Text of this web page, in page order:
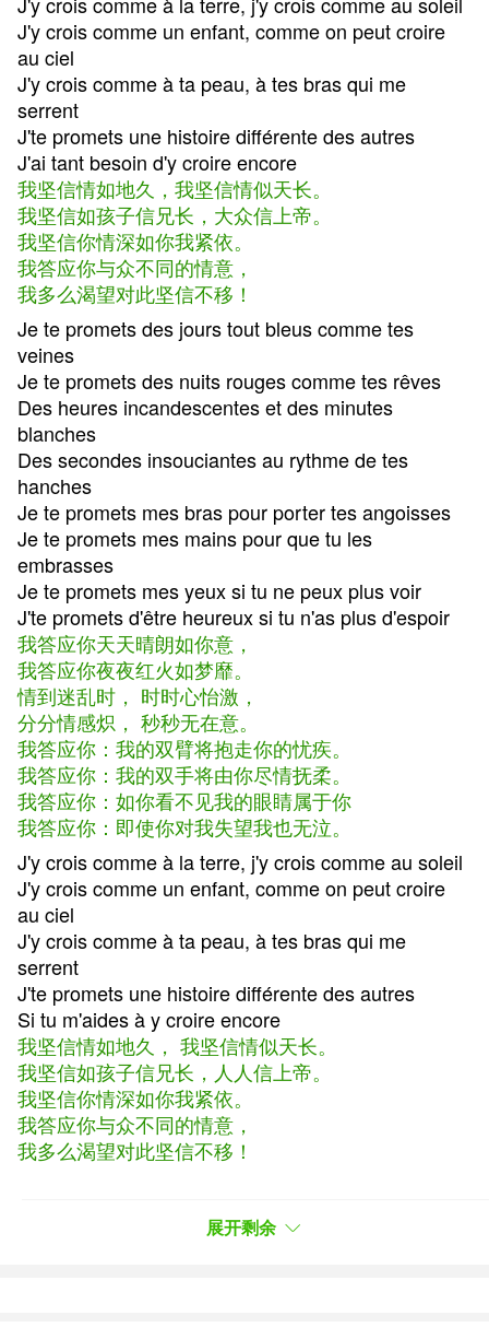
J'y crois comme un enfant, comme on peut croire
au ciel
J'y crois comme à ta peau, à tes bras qui me
serrent
J'te promets une histoire différente des autres
J'ai tant besoin d'y croire encore
我坚信情如地久，我坚信情似天长。
我坚信如孩子信兄长，大众信上帝。
我坚信你情深如你我紧依。
我答应你与众不同的情意，
我多么渴望对此坚信不移！
Je te promets des jours tout bleus comme tes
veines
Je te promets des nuits rouges comme tes rêves
Des heures incandescentes et des minutes
blanches
Des secondes insouciantes au rythme de tes
hanches
Je te promets mes bras pour porter tes angoisses
Je te promets mes mains pour que tu les
embrasses
Je te promets mes yeux si tu ne peux plus voir
J'te promets d'être heureux si tu n'as plus d'espoir
我答应你天天晴朗如你意，
我答应你夜夜红火如梦靡。
情到迷乱时， 时时心怡激，
分分情感炽， 秒秒无在意。
我答应你：我的双臂将抱走你的忧疾。
我答应你：我的双手将由你尽情抚柔。
我答应你：如你看不见我的眼睛属于你
我答应你：即使你对我失望我也无泣。
J'y crois comme à la terre, j'y crois comme au soleil
J'y crois comme un enfant, comme on peut croire
au ciel
J'y crois comme à ta peau, à tes bras qui me
serrent
J'te promets une histoire différente des autres
Si tu m'aides à y croire encore
我坚信情如地久， 我坚信情似天长。
我坚信如孩子信兄长，人人信上帝。
我坚信你情深如你我紧依。
我答应你与众不同的情意，
我多么渴望对此坚信不移！
On fait bien des grands feu en frottant des cailloux
展开剩余